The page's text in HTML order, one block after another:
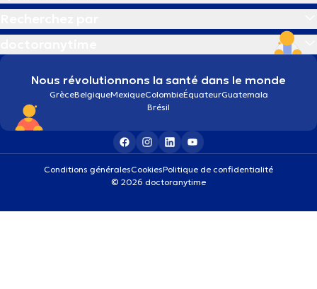
Nous révolutionnons la santé dans le monde
GrèceBelgiqueMexiqueColombieÉquateurGuatemala
Brésil
Conditions généralesCookiesPolitique de confidentialité
© 2026 doctoranytime